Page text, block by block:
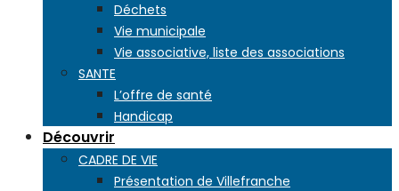
Déchets
Vie municipale
Vie associative, liste des associations
SANTE
L’offre de santé
Handicap
Découvrir
CADRE DE VIE
Présentation de Villefranche